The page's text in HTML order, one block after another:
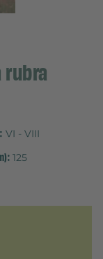
VI - VIII
125